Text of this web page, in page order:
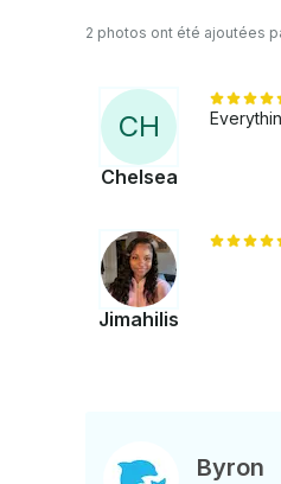
2 photos ont été ajoutées
CH
Chelsea
Jimahilis
Byron